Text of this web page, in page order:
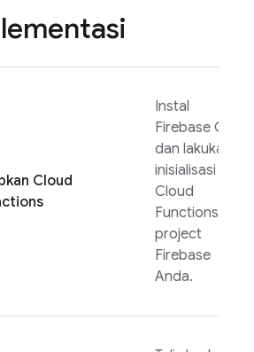
Cloud
Instal
Firebase CLI
dan lakukan
inisialisasi
Cloud
Functions
project
Firebase
Anda.